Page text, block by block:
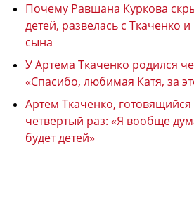
Почему Равшана Куркова
детей, развелась с Ткаченко
сына
У Артема Ткаченко родился
«Спасибо, любимая Катя, за
Артем Ткаченко, готовящийся
четвертый раз: «Я вообще
будет детей»